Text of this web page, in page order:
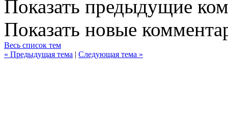
Показать предыдущие
Показать новые
Весь список тем
« Предыдущая тема | Следующая тема »